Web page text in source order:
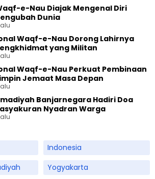
e-Nau Diajak Mengenal Diri
Dunia
Waqf-e-Nau Dorong Lahirnya
yang Militan
Waqf-e-Nau Perkuat Pembinaan
Jemaat Masa Depan
Banjarnegara Hadiri Doa
Nyadran Warga
Indonesia
Yogyakarta